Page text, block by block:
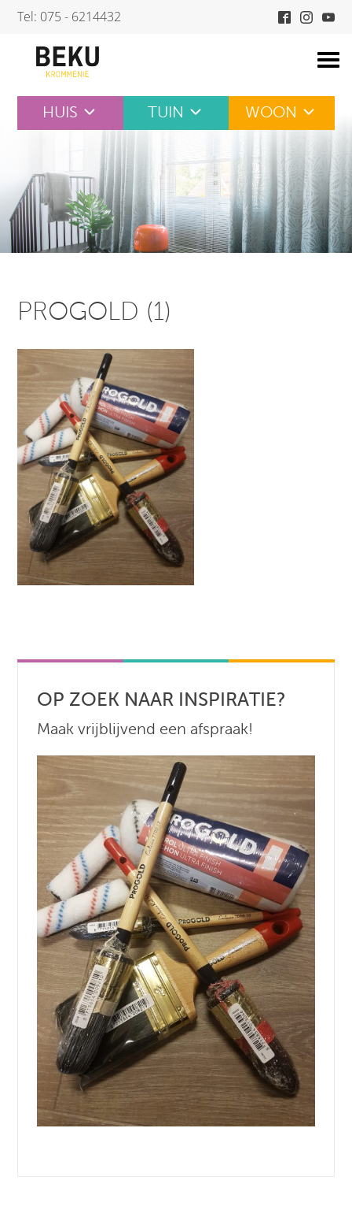
Skip
content
Tel: 075 - 6214432
HUIS TUIN WOON
PROGOLD (1)
OP ZOEK NAAR INSPIRATIE?
Maak vrijblijvend een afspraak!